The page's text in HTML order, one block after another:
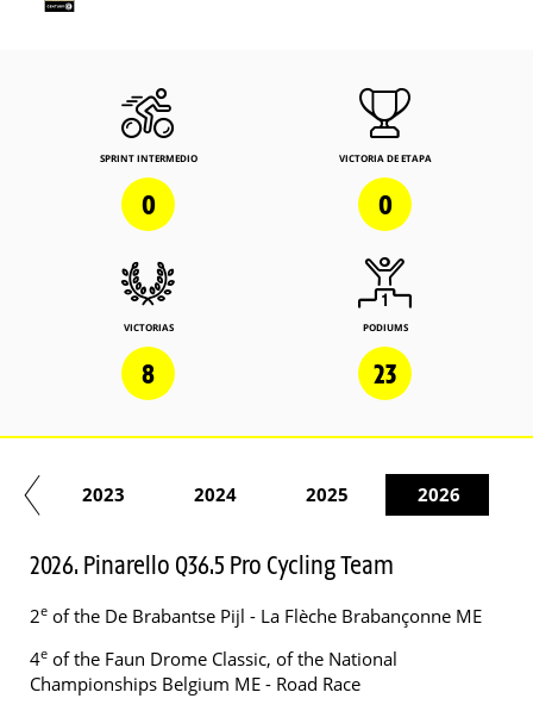
SPRINT INTERMEDIO
0
VICTORIA DE ETAPA
0
VICTORIAS
8
PODIUMS
23
2023 2024 2025 2026
2026. Pinarello Q36.5 Pro Cycling Team
2e of the De Brabantse Pijl - La Flèche Brabançonne ME
4e of the Faun Drome Classic, of the National
Championships Belgium ME - Road Race